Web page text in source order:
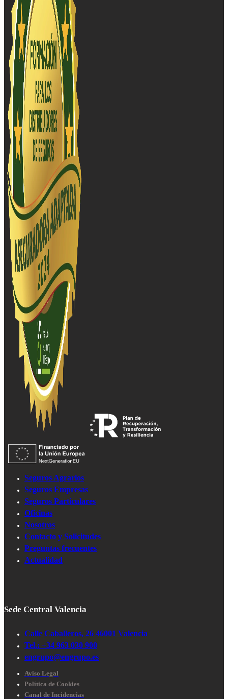
Seguros Agrarios
Seguros Empresas
Seguros Particulares
Oficinas
Nosotros
Contacto y Solicitudes
Preguntas frecuentes
Actualidad
Sede Central Valencia
Calle Caballeros, 26 46001 Valencia
Tel.: +34 963 030 900
engrupo@engrupo.es
Aviso Legal
Política de Cookies
Canal de Incidencias